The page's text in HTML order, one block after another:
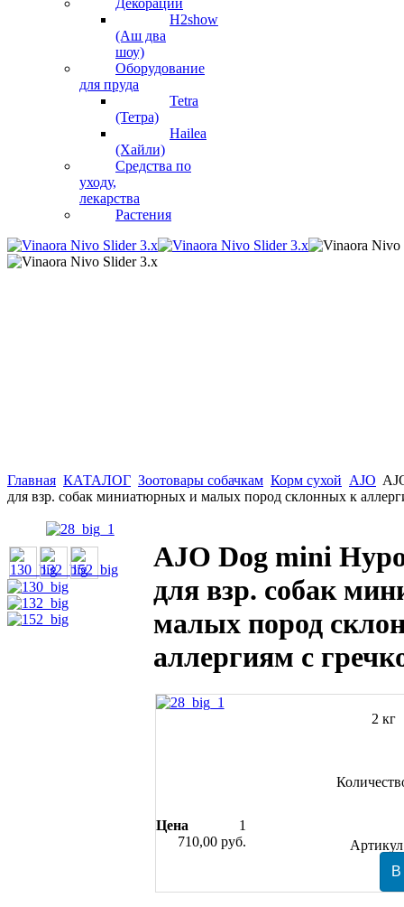
Декорации
H2show
(Аш два
шоу)
Оборудование
для пруда
Tetra
(Тетра)
Hailea
(Хайли)
Средства по
уходу,
лекарства
Растения
Главная КАТАЛОГ Зоотовары собачкам Корм сухой AJO
для взр. собак миниатюрных и малых пород склонных к
AJO Dog mini
для взр. собак
малых пород
аллергиям с
2 кг
Цена
1
710,00 руб.